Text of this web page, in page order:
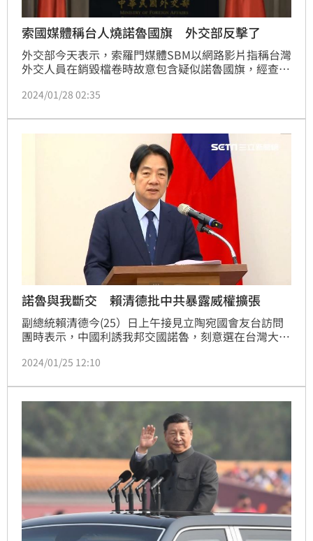
索國媒體稱台人燒諾魯國旗 外交部反擊了
外交部今天表示，索羅門媒體SBM以網路影片指稱台灣
外交人員在銷毀檔卷時故意包含疑似諾魯國旗，經查確
的影片企圖操弄。
2024/01/28 02:35
諾魯與我斷交 賴清德批中共暴露威權擴張
副總統賴清德今(25）日上午接見立陶宛國會友台訪問
團時表示，中國利誘我邦交國諾魯，刻意選在台灣大選
定的本質；且曲解聯合國第2758號決議案，將台灣排
文總統打下的基礎上持續維持台海的和平穩定，並尋求
兩岸和平共榮的目標。
2024/01/25 12:10